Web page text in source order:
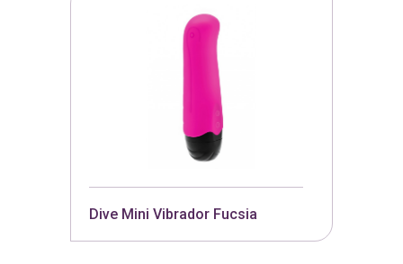
Dive Mini Vibrador Fucsia